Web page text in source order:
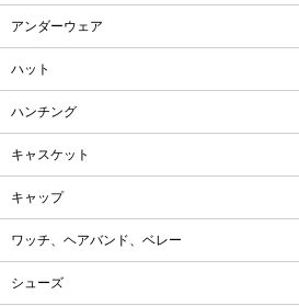
アンダーウェア
ハット
ハンチング
キャスケット
キャップ
ワッチ、ヘアバンド、ベレー
シューズ